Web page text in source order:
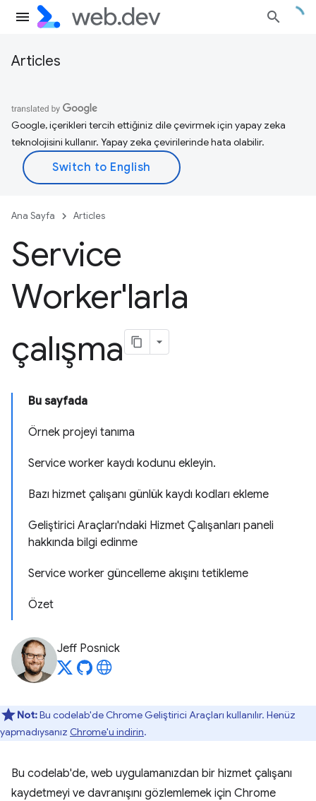
Articles
Google, içerikleri tercih ettiğiniz dile çevirmek için yapay zeka
teknolojisini kullanır. Yapay zeka çevirilerinde hata olabilir.
Ana Sayfa Articles
Service
Worker'larla
çalışma
Bu sayfada
Örnek projeyi tanıma
Service worker kaydı kodunu ekleyin.
Bazı hizmet çalışanı günlük kaydı kodları ekleme
Geliştirici Araçları'ndaki Hizmet Çalışanları paneli
hakkında bilgi edinme
Service worker güncelleme akışını tetikleme
Özet
Jeff Posnick
Not:Bu codelab'de Chrome Geliştirici Araçları kullanılır. Henüz
yapmadıysanız Chrome'u indirin.
Bu codelab'de, web uygulamanızdan bir hizmet çalışanı
kaydetmeyi ve davranışını gözlemlemek için Chrome